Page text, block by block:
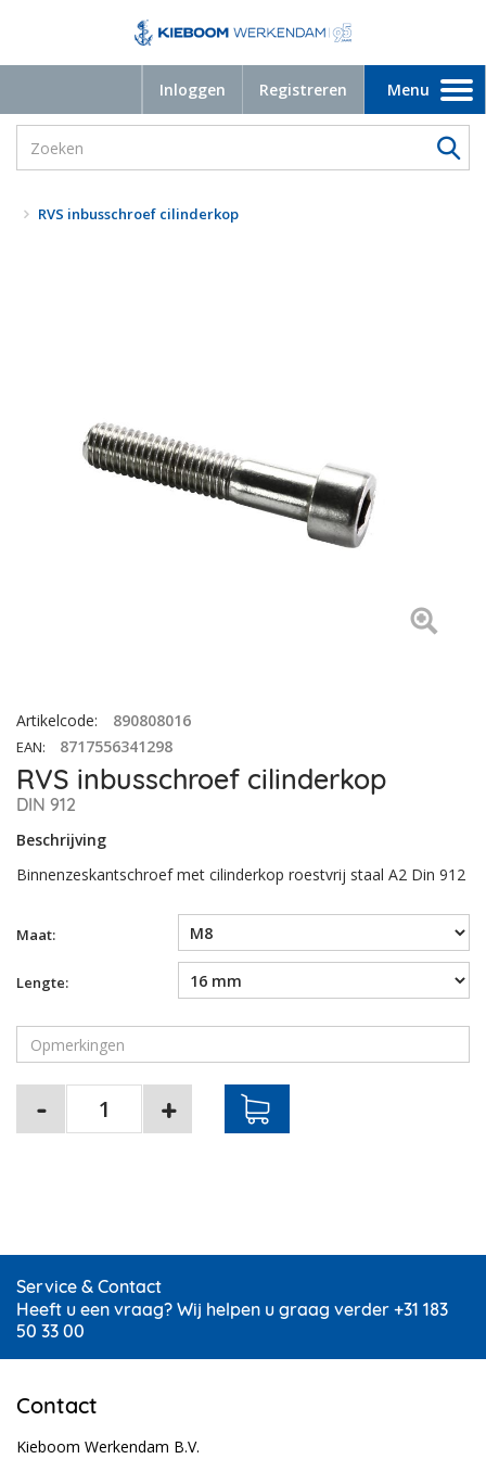
Inloggen Registreren
Toggle
navigation
Menu
RVS inbusschroef cilinderkop
Artikelcode: 890808016
EAN: 8717556341298
RVS inbusschroef cilinderkop
DIN 912
Beschrijving
Binnenzeskantschroef met cilinderkop roestvrij staal A2 Din 912
Maat:
Lengte:
Service & Contact
Heeft u een vraag? Wij helpen u graag verder +31 183
50 33 00
Contact
Kieboom Werkendam B.V.